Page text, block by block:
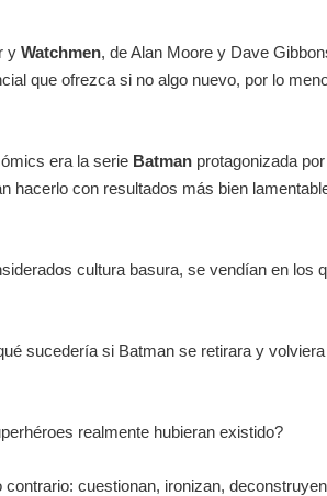
yWatchmen, de Alan Moore y Dave
que ofrezca si no algo nuevo, por lo
era la serie Batman protagonizada
hacerlo con resultados más bien
cultura basura, se vendían en los
sucedería si Batman se retirara y
realmente hubieran existido?
cuestionan, ironizan,